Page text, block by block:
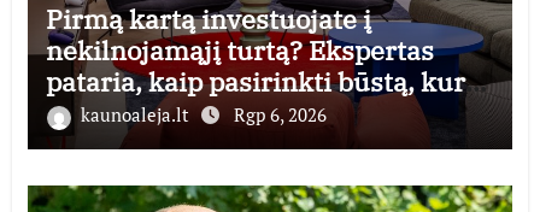
Pirmą kartą investuojate į
nekilnojamąjį turtą? Ekspertas
pataria, kaip pasirinkti būstą, kuris
generuos grąžą
kaunoaleja.lt Rgp 6, 2026